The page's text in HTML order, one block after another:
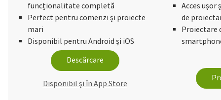
funcționalitate completă
Perfect pentru comenzi și proiecte
mari
Disponibil pentru Android și iOS
Descărcare
Disponibil și în App Store
Acces
de
Proiectare